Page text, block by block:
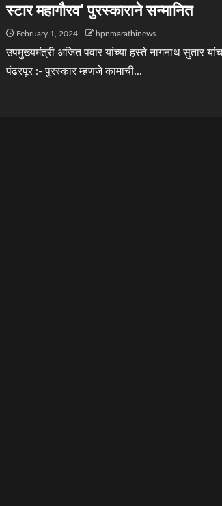
स्टार महागौरव’ पुरस्काराने सन्मानित
February 1, 2024 hpnmarathinews
उपमुख्यमंत्री अजित पवार यांच्या हस्ते नागनाथ सुतार
पंढरपूर :- पुरस्कार म्हणजे कामाची...